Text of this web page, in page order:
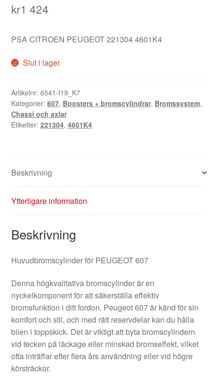
kr1 424
PSA CITROEN PEUGEOT 221304 4601K4
Slut i lager
Artikelnr: 6541-I19_K7
Kategorier: 607, Boosters + bromscylindrar, Bromssystem,
Chassi och axlar
Etiketter: 221304, 4601K4
Beskrivning
Ytterligare information
Beskrivning
Huvudbromscylinder för PEUGEOT 607
Denna högkvalitativa bromscylinder är en
nyckelkomponent för att säkerställa effektiv
bromsfunktion i ditt fordon. Peugeot 607 är känd för sin
komfort och stil, och med rätt reservdelar kan du hålla
bilen i toppskick. Det är viktigt att byta bromscylindern
vid tecken på läckage eller minskad bromseffekt, vilket
ofta inträffar efter flera års användning eller vid högre
körsträckor.